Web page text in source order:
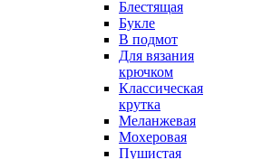
Блестящая
Букле
В подмот
Для вязания
крючком
Классическая
крутка
Меланжевая
Мохеровая
Пушистая